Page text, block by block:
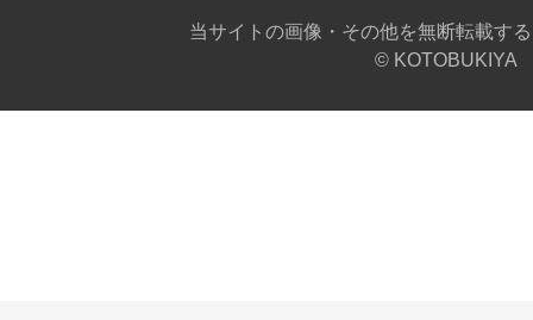
当サイトの画像・その他を無断転載す
© KOTOBUKIYA